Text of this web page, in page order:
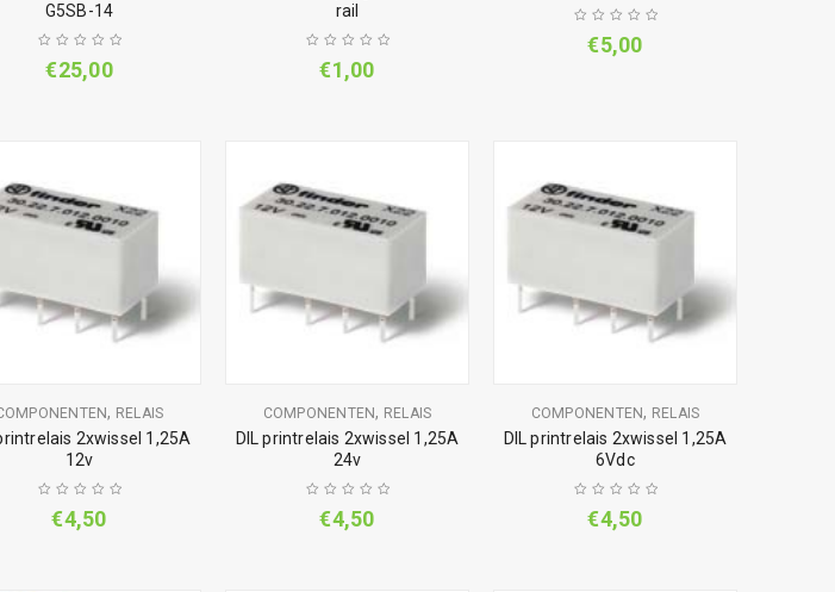
G5SB-14
€25,00
rail
€1,00
€5,00
, RELAIS
2xwissel 1,25A
12v
€4,50
COMPONENTEN, RELAIS
DIL printrelais 2xwissel 1,25A
24v
€4,50
COMPONENTEN, RELAIS
DIL printrelais 2xwissel 1,25A
6Vdc
€4,50